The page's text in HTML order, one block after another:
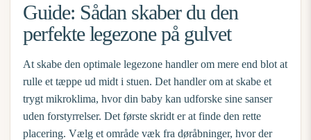
Guide: Sådan skaber du den
perfekte legezone på gulvet
At skabe den optimale legezone handler om mere end blot at
rulle et tæppe ud midt i stuen. Det handler om at skabe et
trygt mikroklima, hvor din baby kan udforske sine sanser
uden forstyrrelser. Det første skridt er at finde den rette
placering. Vælg et område væk fra døråbninger, hvor der